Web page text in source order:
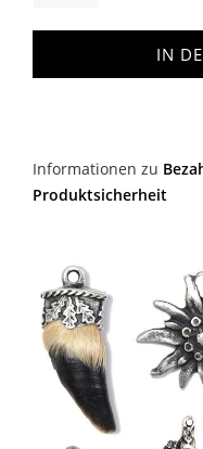
IN
Informationen zu
Produktsicherheit